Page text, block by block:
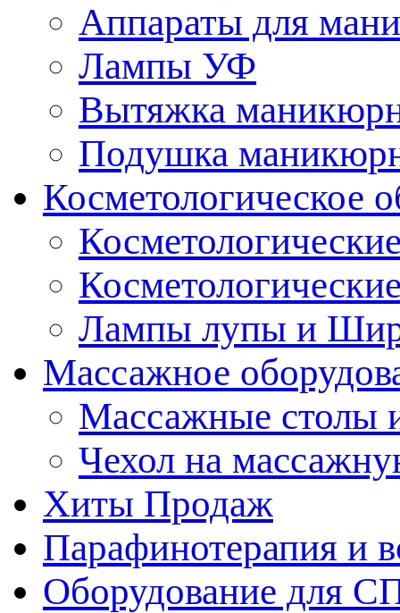
Аппараты для
Лампы УФ
Вытяжка
Подушка
Косметологическое
Лампы лупы и
Массажное
Массажные столы
Чехол на
Хиты Продаж
Парафинотерапия и
Оборудование для